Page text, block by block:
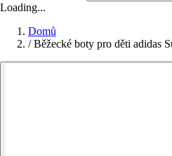
Loading...
Domů
/ Běžecké boty pro děti adidas